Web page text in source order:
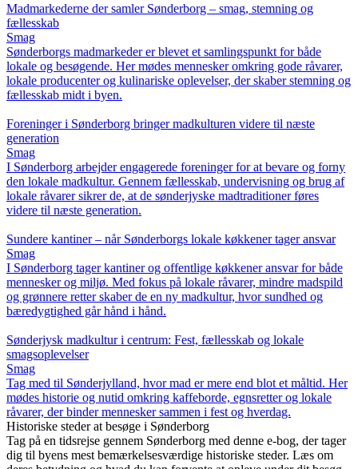
Madmarkederne der samler Sønderborg – smag, stemning og
fællesskab
Smag
Sønderborgs madmarkeder er blevet et samlingspunkt for både
lokale og besøgende. Her mødes mennesker omkring gode råvarer,
lokale producenter og kulinariske oplevelser, der skaber stemning og
fællesskab midt i byen.
Foreninger i Sønderborg bringer madkulturen videre til næste
generation
Smag
I Sønderborg arbejder engagerede foreninger for at bevare og forny
den lokale madkultur. Gennem fællesskab, undervisning og brug af
lokale råvarer sikrer de, at de sønderjyske madtraditioner føres
videre til næste generation.
Sundere kantiner – når Sønderborgs lokale køkkener tager ansvar
Smag
I Sønderborg tager kantiner og offentlige køkkener ansvar for både
mennesker og miljø. Med fokus på lokale råvarer, mindre madspild
og grønnere retter skaber de en ny madkultur, hvor sundhed og
bæredygtighed går hånd i hånd.
Sønderjysk madkultur i centrum: Fest, fællesskab og lokale
smagsoplevelser
Smag
Tag med til Sønderjylland, hvor mad er mere end blot et måltid. Her
mødes historie og nutid omkring kaffeborde, egnsretter og lokale
råvarer, der binder mennesker sammen i fest og hverdag.
Historiske steder at besøge i Sønderborg
Tag på en tidsrejse gennem Sønderborg med denne e-bog, der tager
dig til byens mest bemærkelsesværdige historiske steder. Læs om